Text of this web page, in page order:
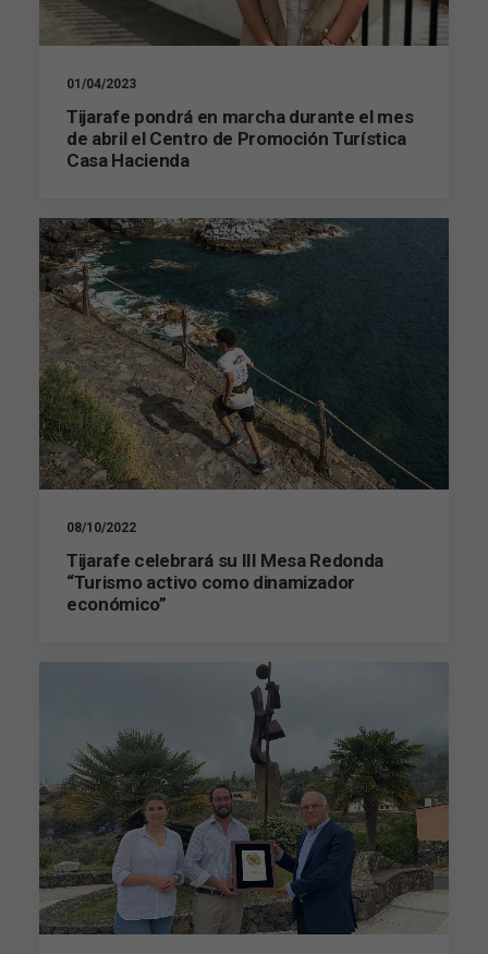
01/04/2023
Tijarafe pondrá en marcha durante el mes
de abril el Centro de Promoción Turística
Casa Hacienda
08/10/2022
Tijarafe celebrará su III Mesa Redonda
“Turismo activo como dinamizador
económico”
Necesarias
cookies no
opcionales.
Son
necesarias
para que
funcione la
web.